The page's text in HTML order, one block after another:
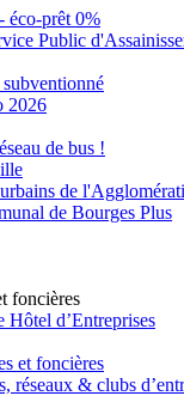
éco-prêt 0%
Public
2026
de bus !
de
de Bourges Plus
foncières
Hôtel d’Entreprises
et foncières
réseaux & clubs